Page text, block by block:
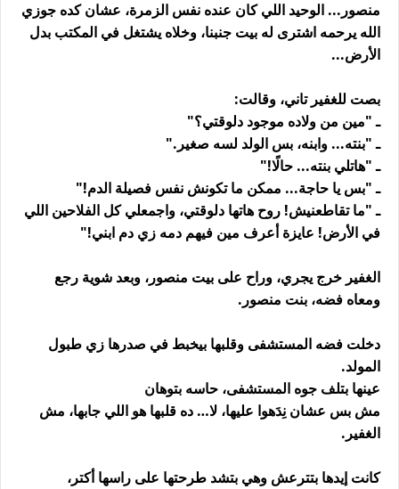
منصور... الوحيد اللي كان عنده نفس الزمرة، عشان كده جوزي
الله يرحمه اشترى له بيت جنبنا، وخلاه يشتغل في المكتب بدل
الأرض...
بصت للغفير تاني، وقالت:
ـ "مين من ولاده موجود دلوقتي؟"
ـ "بنته... وابنه، بس الولد لسه صغير."
ـ "هاتلي بنته... حالًا!"
ـ "بس يا حاجة... ممكن ما تكونش نفس فصيلة الدم!"
ـ "ما تقاطعنيش! روح هاتها دلوقتي، واجمعلي كل الفلاحين اللي
في الأرض! عايزة أعرف مين فيهم دمه زي دم ابني!"
الغفير خرج يجري، وراح على بيت منصور، وبعد شوية رجع
ومعاه فضه، بنت منصور.
دخلت فضه المستشفى وقلبها بيخبط في صدرها زي طبول
المولد.
عينها بتلف جوه المستشفى، حاسه بتوهان
مش بس عشان نِدَهوا عليها، لا… ده قلبها هو اللي جابها، مش
الغفير.
كانت إيدها بتترعش وهي بتشد طرحتها على راسها أكتر،